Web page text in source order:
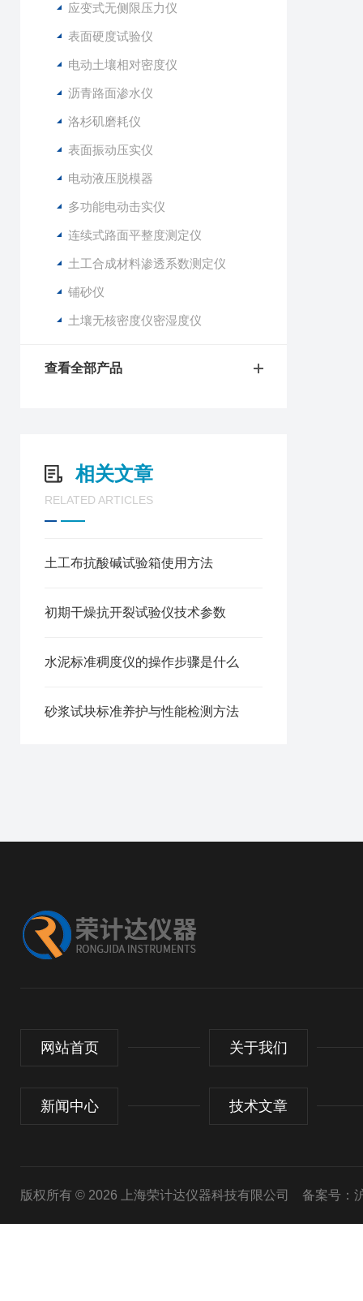
应变式无侧限压力仪
表面硬度试验仪
电动土壤相对密度仪
沥青路面渗水仪
洛杉矶磨耗仪
表面振动压实仪
电动液压脱模器
多功能电动击实仪
连续式路面平整度测定仪
土工合成材料渗透系数测定仪
铺砂仪
土壤无核密度仪密湿度仪
查看全部产品
相关文章
RELATED ARTICLES
土工布抗酸碱试验箱使用方法
初期干燥抗开裂试验仪技术参数
水泥标准稠度仪的操作步骤是什么
砂浆试块标准养护与性能检测方法
网站首页 关于我们
新闻中心 技术文章
版权所有 © 2026 上海荣计达仪器科技有限公司 备案号：